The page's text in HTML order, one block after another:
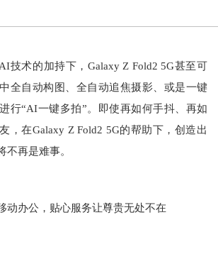
技术的加持下，Galaxy Z Fold2 5G甚至可
全自动构图、全自动追焦摄影、或是一键
行“AI一键多拍”。即使再如何手抖、再如
，在Galaxy Z Fold2 5G的帮助下，创造出
不再是难事。
动办公，贴心服务让尊贵无处不在